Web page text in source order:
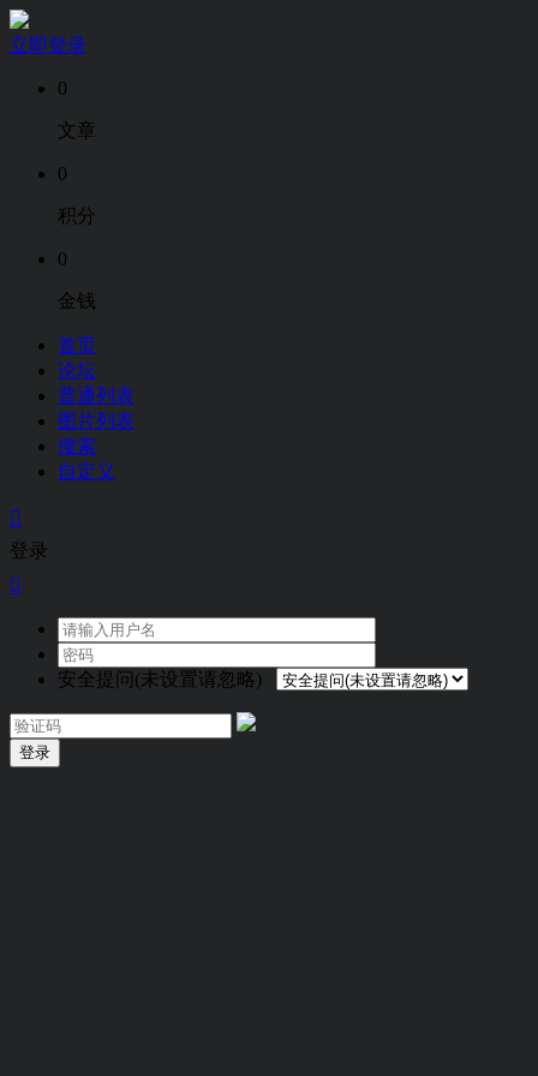
立即登录
0
文章
0
积分
0
金钱
首页
论坛
普通列表
图片列表
搜索
自定义

登录

安全提问(未设置请忽略)
登录